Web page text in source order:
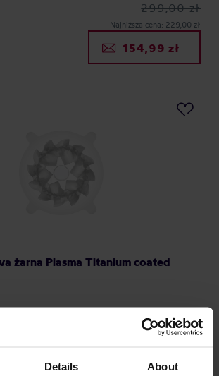
Details About
299,00 zł
Najniższa cena: 229,00 zł
154,99 zł
żarna Plasma Titanium coated
399,00 zł
272,99 zł